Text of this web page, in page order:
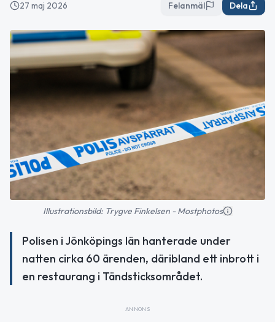
27 maj 2026 Felanmäl Dela
Illustrationsbild: Trygve Finkelsen - Mostphotos
Polisen i Jönköpings län hanterade under
natten cirka 60 ärenden, däribland ett inbrott i
en restaurang i Tändsticksområdet.
ANNONS